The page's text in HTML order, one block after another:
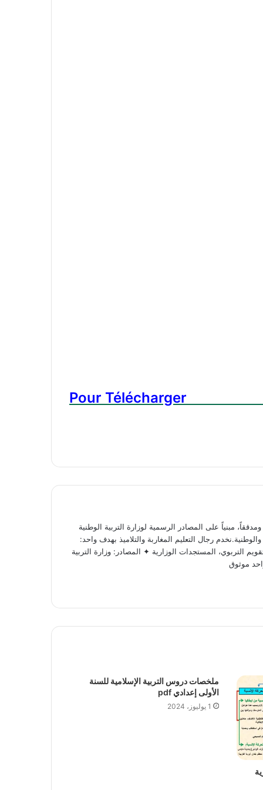
مبنياً على المصادر الرسمية لوزارة التربية الوطنية
رجال التعليم المغاربة والتلاميذ بهدف واحد:
التربوي، المستجدات الوزارية ✦ المصادر: وزارة التربية
موثوق
ملخصات دروس التربية الإسلامية للسنة
الأولى إعدادي pdf
1 يوليوز، 2024